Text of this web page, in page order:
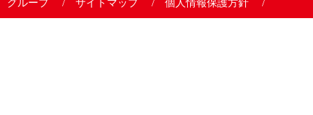
グループ
サイトマップ 個人情報保護方針